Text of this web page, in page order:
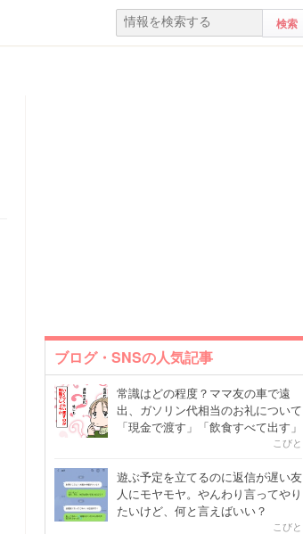
ブログ・SNSの人気記事
常識はどの程度？ママ友の車で遠
出、ガソリン代相当のお礼について
「現金で渡す」「飲食すべて出す」
こびと
遊ぶ予定を立てるのに返信が遅い友
人にモヤモヤ。やんわり言ってやり
たいけど、何と言えばいい？
こびと